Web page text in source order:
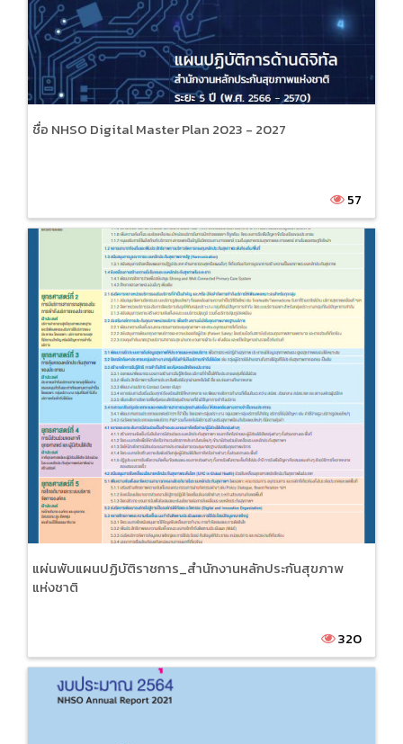
ชื่อ NHSO Digital Master Plan 2023 - 2027
57
แผ่นพับแผนปฏิบัติราชการ_สำนักงานหลักประกันสุขภาพ
แห่งชาติ
320